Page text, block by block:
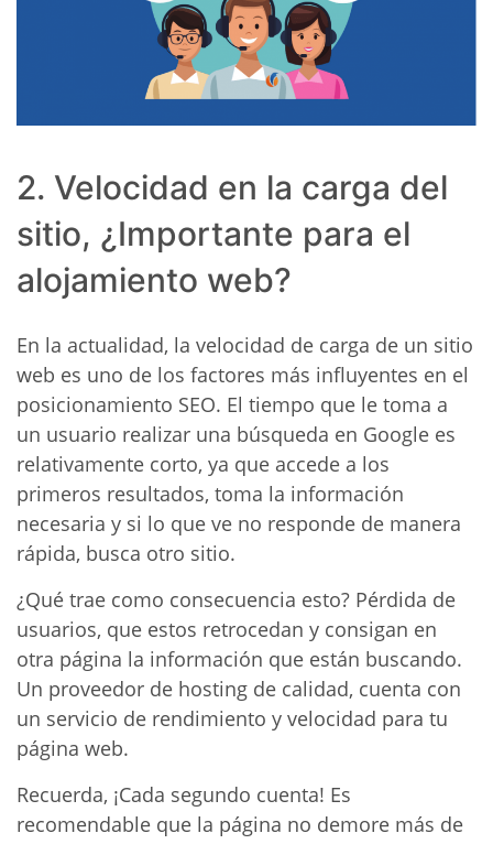
2. Velocidad en la carga del
sitio, ¿Importante para el
alojamiento web?
En la actualidad, la velocidad de carga de un sitio
web es uno de los factores más influyentes en el
posicionamiento SEO. El tiempo que le toma a
un usuario realizar una búsqueda en Google es
relativamente corto, ya que accede a los
primeros resultados, toma la información
necesaria y si lo que ve no responde de manera
rápida, busca otro sitio.
¿Qué trae como consecuencia esto? Pérdida de
usuarios, que estos retrocedan y consigan en
otra página la información que están buscando.
Un proveedor de hosting de calidad, cuenta con
un servicio de rendimiento y velocidad para tu
página web.
Recuerda, ¡Cada segundo cuenta! Es
recomendable que la página no demore más de